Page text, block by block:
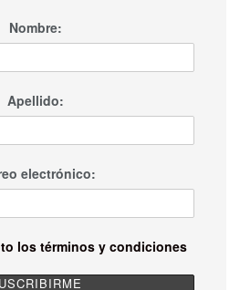
Nombre:
Apellido:
electrónico:
los términos y condiciones